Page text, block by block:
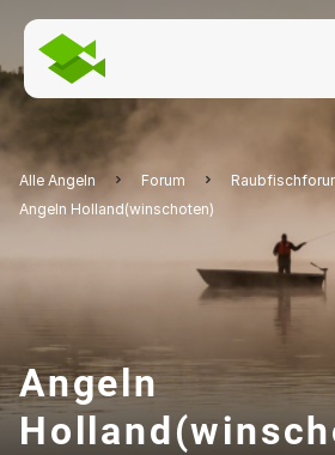
Alle Angeln Forum
Angeln Holland(winschoten)
Angeln